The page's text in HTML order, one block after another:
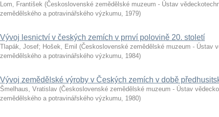
Lom, František (Československé zemědělské muzeum - Ústav
zemědělského a potravinářského výzkumu, 1979)
Vývoj lesnictví v českých zemích v prnví polovině 20. století
Tlapák, Josef; Hošek, Emil (Československé zemědělské muzeum - Ústav
zemědělského a potravinářského výzkumu, 1984)
Vývoj zemědělské výroby v Českých zemích v době
Šmelhaus, Vratislav (Československé zemědělské muzeum - Ústav
zemědělského a potravinářského výzkumu, 1980)